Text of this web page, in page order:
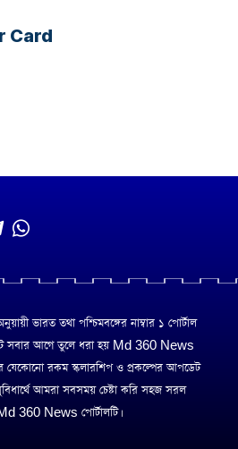
Card
ভারত তথা পশ্চিমবঙ্গের নাম্বার ১ পোর্টাল
সবার আগে তুলে ধরা হয় Md 360 News
যেকোনো রকম স্কলারশিপ ও প্রকল্পের আপডেট
আমরা সবসময় চেষ্টা করি সহজ সরল
360 News পোর্টালটি।